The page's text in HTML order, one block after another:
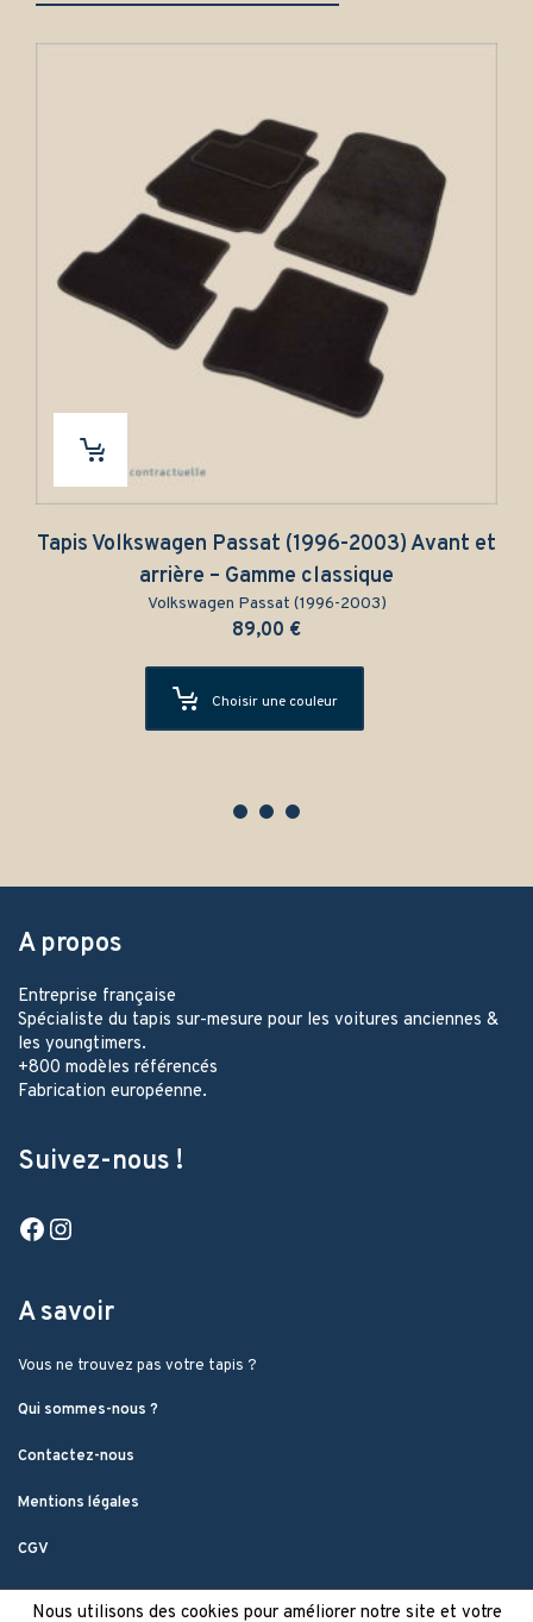
Passat (1996-2003) Avant et
arrière – Gamme classique
Volkswagen Passat (1996-2003)
Choisir une couleur
Tapis
A propos
Entreprise française
Spécialiste du tapis sur-mesure pour les voitures anciennes &
les youngtimers.
+800 modèles référencés
Fabrication européenne.
Suivez-nous !
Facebook
A savoir
Vous ne trouvez pas votre tapis ?
Qui sommes-nous ?
Contactez-nous
Mentions légales
CGV
Nous utilisons des cookies pour améliorer notre site et votre